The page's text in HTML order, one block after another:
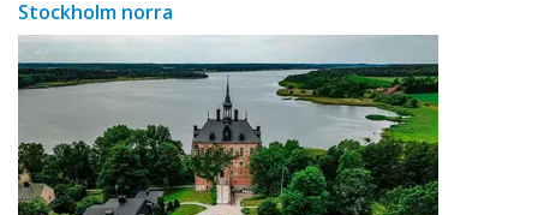
Stockholm norra